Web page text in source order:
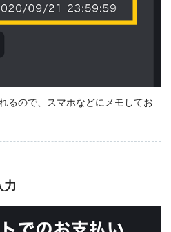
るので、スマホなどにメモしてお
力